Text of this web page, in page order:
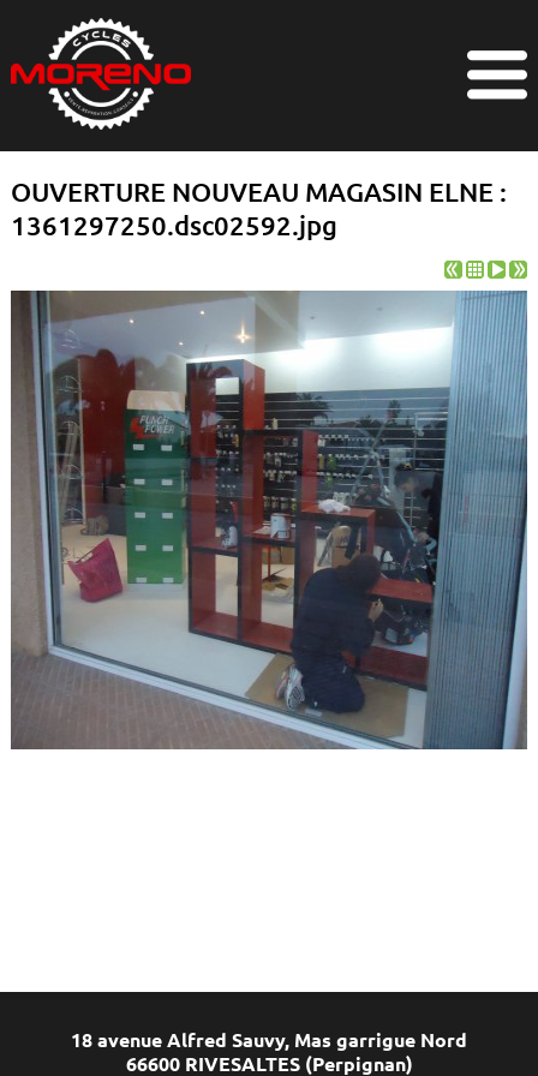
OUVERTURE NOUVEAU MAGASIN ELNE :
1361297250.dsc02592.jpg
18 avenue Alfred Sauvy, Mas garrigue Nord
66600 RIVESALTES (Perpignan)